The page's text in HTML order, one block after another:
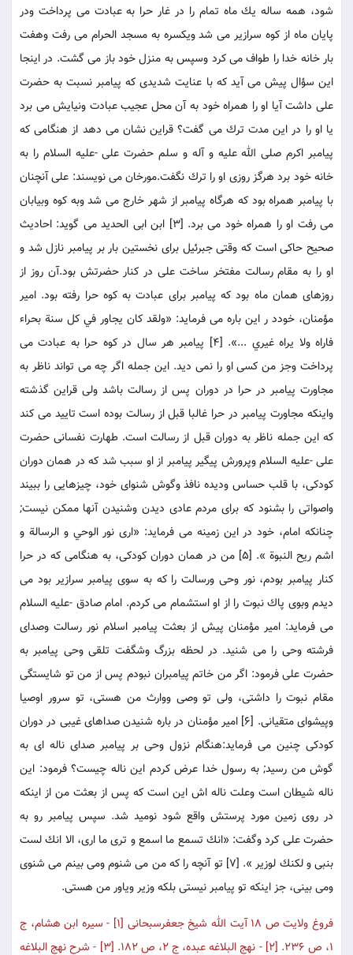
شود، همه ساله يك ماه تمام را در غار حرا به عبادت مى پرداخت ودر
پايان ماه از كوه سرازير مى شد ويكسره به مسجد الحرام مى رفت وهفت
بار خانه خدا را طواف مى كرد وسپس به منزل خود باز مى گشت. در اينجا
اين سؤال پيش مى آيد كه با عنايت شديدى كه پيامبر نسبت به حضرت
على داشت آيا او را همراه خود به آن محل عجيب عبادت ونيايش مى برد
يا او را در اين مدت ترك مى گفت؟ قراين نشان مى دهد از هنگامى كه
پيامبر اكرم صلى الله عليه و آله و سلم حضرت على -عليه السلام را به
خانه خود برد هرگز روزى او را ترك نگفت.مورخان مى نويسند: على آنچنان
با پيامبر همراه بود كه هرگاه پيامبر از شهر خارج مى شد وبه كوه وبيابان
مى رفت او را همراه خود مى برد. [3] ابن ابى الحديد مى گويد: احاديث
صحيح حاكى است كه وقتى جبرئيل براى نخستين بار بر پيامبر نازل شد و
او را به مقام رسالت مفتخر ساخت على در كنار حضرتش بود.آن روز از
روزهاى همان ماه بود كه پيامبر براى عبادت به كوه حرا رفته بود. امير
مؤمنان، خودد ر اين باره مى فرمايد: «ولقد كان يجاور في كل سنة بحراء
فاراه ولا يراه غيري ...». [4] پيامبر هر سال در كوه حرا به عبادت مى
پرداخت وجز من كسى او را نمى ديد. اين جمله اگر چه مى تواند ناظر به
مجاورت پيامبر در حرا در دوران پس از رسالت باشد ولى قراين گذشته
واينكه مجاورت پيامبر در حرا غالبا قبل از رسالت بوده است تاييد مى كند
كه اين جمله ناظر به دوران قبل از رسالت است. طهارت نفسانى حضرت
على -عليه السلام وپرورش پيگير پيامبر از او سبب شد كه در همان دوران
كودكى، با قلب حساس وديده نافذ وگوش شنواى خود، چيزهايى را ببيند
واصواتى را بشنود كه براى مردم عادى ديدن وشنيدن آنها ممكن نيست;
چنانكه امام، خود در اين زمينه مى فرمايد: «ارى نور الوحي و الرسالة و
اشم ريح النبوة ». [5] من در همان دوران كودكى، به هنگامى كه در حرا
كنار پيامبر بودم، نور وحى ورسالت را كه به سوى پيامبر سرازير بود مى
ديدم وبوى پاك نبوت را از او استشمام مى كردم. امام صادق -عليه السلام
مى فرمايد: امير مؤمنان پيش از بعثت پيامبر اسلام نور رسالت وصداى
فرشته وحى را مى شنيد. در لحظه بزرگ وشگفت تلقى وحى پيامبر به
حضرت على فرمود: اگر من خاتم پيامبران نبودم پس از من تو شايستگى
مقام نبوت را داشتى، ولى تو وصى ووارث من هستى، تو سرور اوصيا
وپيشواى متقيانى. [6] امير مؤمنان در باره شنيدن صداهاى غيبى در دوران
كودكى چنين مى فرمايد:هنگام نزول وحى بر پيامبر صداى ناله اى به
گوش من رسيد; به رسول خدا عرض كردم اين ناله چيست؟ فرمود: اين
ناله شيطان است وعلت ناله اش اين است كه پس از بعثت من از اينكه
در روى زمين مورد پرستش واقع شود نوميد شد. سپس پيامبر رو به
حضرت على كرد وگفت: «انك تسمع ما اسمع و ترى ما ارى، الا انك لست
بنبى و لكنك لوزير ». [7] تو آنچه را كه من مى شنوم ومى بينم مى شنوى
ومى بينى، جز اينكه تو پيامبر نيستى بلكه وزير وياور من هستى.
فروغ ولايت ص 18 آيت الله شيخ جعفرسبحانى [1] - سيره ابن هشام، ج
1، ص 236. [2] - نهج البلاغه عبده، ج 2، ص 182. [3] - شرح نهج البلاغه